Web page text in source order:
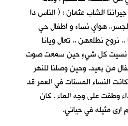
الشاب عثمان : ( الناس دا
هواي نساء و اطفال حي
.. نروح نطلعهن .. تعال ويانا
نسيت كل شيءٍ حين سمعت صوت
من بعيد. وحين وصلنا للنهر
النساء المسنات في العمر قد
وطفت على وجه الماء . كان
ارى مثيله في حياتي.